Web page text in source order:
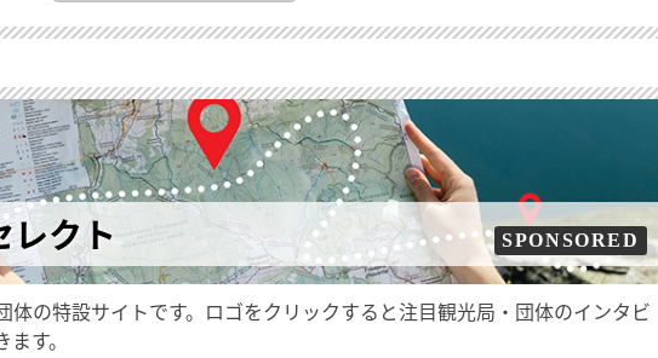
レクト SPONSORED
体の特設サイトです。ロゴをクリックすると注目観光局・団体のインタビ
す。